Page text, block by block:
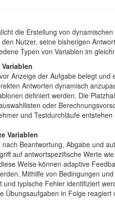
die Erstellung von
Nutzer, seine bisherigen
Typen von Variablen im
Anzeige der Aufgabe belegt
Antworten dynamisch
definiert werden. Die
oder
und Testdurchläufe
Variablen
nach Beantwortung, Abgabe und
auf antwortspezifische Werte
Weise können adaptive
Mithilfe von Bedingungen
und typische Fehler identifiziert
Übungsaufgaben in Folge reagiert